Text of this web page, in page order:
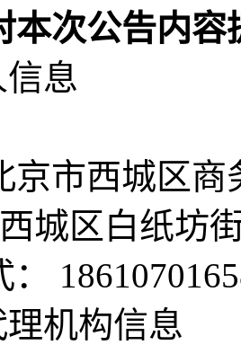
本次公告内
信息
京市西城区商
西城区白纸坊
机构信息